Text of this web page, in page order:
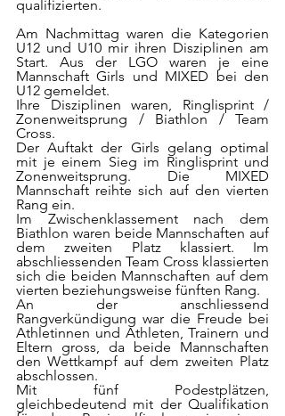
Am Nachmittag waren die Kategorien
U12 und U10 mir ihren Disziplinen am
Start. Aus der LGO waren je eine
Mannschaft Girls und MIXED bei den
U12 gemeldet.
Ihre Disziplinen waren, Ringlisprint /
Zonenweitsprung / Biathlon / Team
Cross.
Der Auftakt der Girls gelang optimal
mit je einem Sieg im Ringlisprint und
Zonenweitsprung. Die MIXED
Mannschaft reihte sich auf den vierten
Rang ein.
Im Zwischenklassement nach dem
Biathlon waren beide Mannschaften auf
dem zweiten Platz klassiert. Im
abschliessenden Team Cross klassierten
sich die beiden Mannschaften auf dem
An der anschliessend
Rangverkündigung war die Freude bei
Athletinnen und Athleten, Trainern und
Eltern gross, da beide Mannschaften
den Wettkampf auf dem zweiten Platz
abschlossen.
Mit fünf Podestplätzen,
gleichbedeutend mit der Qualifikation